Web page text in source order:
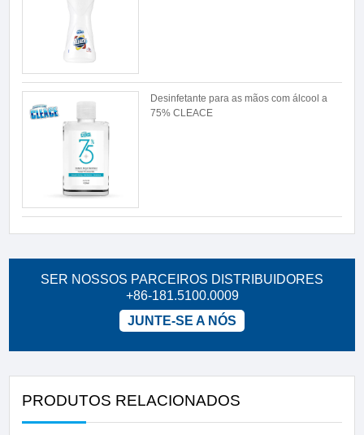
Desinfetante para as mãos com álcool a
75% CLEACE
SER NOSSOS PARCEIROS DISTRIBUIDORES
+86-181.5100.0009
JUNTE-SE A NÓS
PRODUTOS RELACIONADOS